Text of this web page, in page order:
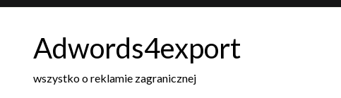
Skip
Adwords4export
wszystko o reklamie zagranicznej